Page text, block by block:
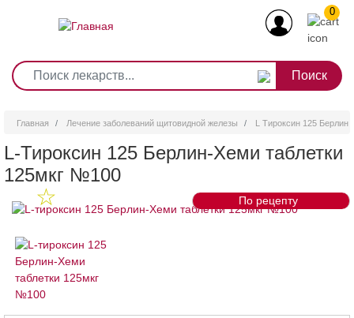
0
Главная Лечение заболеваний щитовидной железы L Тироксин 125
L-Тироксин 125 Берлин-Хеми таблетки
125мкг №100
По рецепту